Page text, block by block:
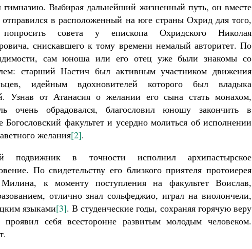
гимназию. Выбирая дальнейший жизненный путь, он вместе
в расположенный на юге страны Охрид для того,
совета у епископа Охридского Николая
снискавшего к тому времени немалый авторитет. По
сам юноша или его отец уже были знакомы со
старший Настич был активным участником движения
идейным вдохновителей которого был владыка
Узнав от Атанасия о желании его сына стать монахом,
очень обрадовался, благословил юношу закончить в
Богословский факультет и усердно молиться об исполнении
желания[2].
подвижник в точности исполнил архипастырское
По свидетельству его близкого приятеля протоиерея
к моменту поступления на факультет Воислав,
отлично знал сольфеджио, играл на виолончели,
языками[3]. В студенческие годы, сохраняя горячую веру
себя всесторонне развитым молодым человеком.